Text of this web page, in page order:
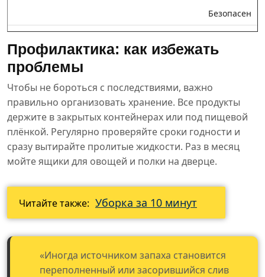
Безопасен
Профилактика: как избежать
проблемы
Чтобы не бороться с последствиями, важно
правильно организовать хранение. Все продукты
держите в закрытых контейнерах или под пищевой
плёнкой. Регулярно проверяйте сроки годности и
сразу вытирайте пролитые жидкости. Раз в месяц
мойте ящики для овощей и полки на дверце.
Читайте также: Уборка за 10 минут
«Иногда источником запаха становится
переполненный или засорившийся слив